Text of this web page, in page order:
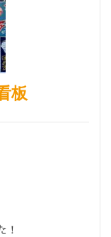
板
！